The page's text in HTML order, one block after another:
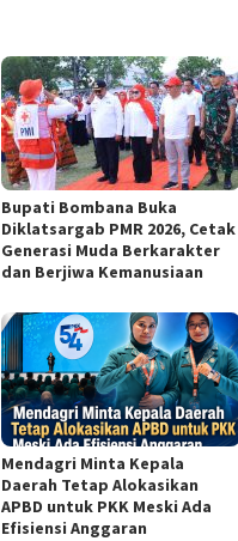
Bupati Bombana Buka
Diklatsargab PMR 2026, Cetak
Generasi Muda Berkarakter
dan Berjiwa Kemanusiaan
Mendagri Minta Kepala
Daerah Tetap Alokasikan
APBD untuk PKK Meski Ada
Efisiensi Anggaran